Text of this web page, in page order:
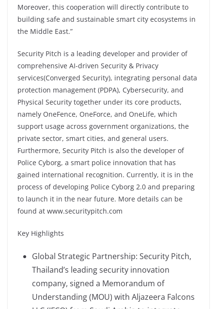
Moreover, this cooperation will directly contribute to
building safe and sustainable smart city ecosystems in
the Middle East.”
Security Pitch is a leading developer and provider of
comprehensive AI-driven Security & Privacy
services(Converged Security), integrating personal data
protection management (PDPA), Cybersecurity, and
Physical Security together under its core products,
namely OneFence, OneForce, and OneLife, which
support usage across government organizations, the
private sector, smart cities, and general users.
Furthermore, Security Pitch is also the developer of
Police Cyborg, a smart police innovation that has
gained international recognition. Currently, it is in the
process of developing Police Cyborg 2.0 and preparing
to launch it in the near future. More details can be
found at www.securitypitch.com
Key Highlights
Global Strategic Partnership: Security Pitch,
Thailand’s leading security innovation
company, signed a Memorandum of
Understanding (MOU) with Aljazeera Falcons